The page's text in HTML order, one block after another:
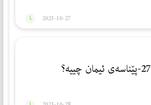
2023-10-27
27-پێناسەی ئیمان چییە؟